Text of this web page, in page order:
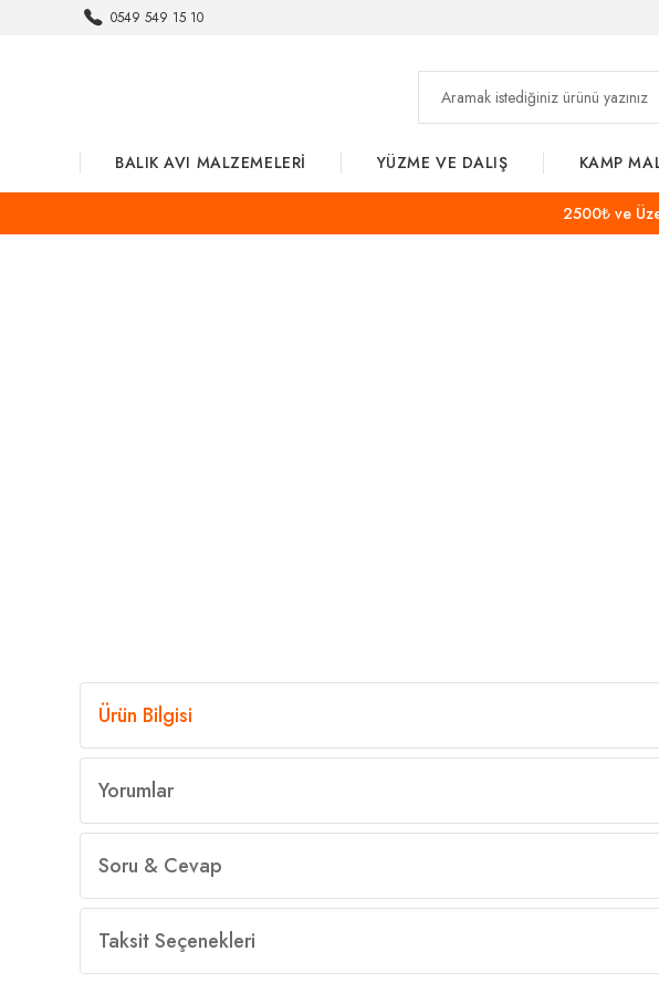
0549 549 15 10
BALIK AVI MALZEMELERİ YÜZME VE DALIŞ KAMP
2500₺ ve
Ürün Bilgisi
Yorumlar
Soru & Cevap
Taksit Seçenekleri